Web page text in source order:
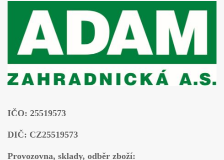
IČO: 25519573
DIČ: CZ25519573
Provozovna, sklady, odběr zboží: